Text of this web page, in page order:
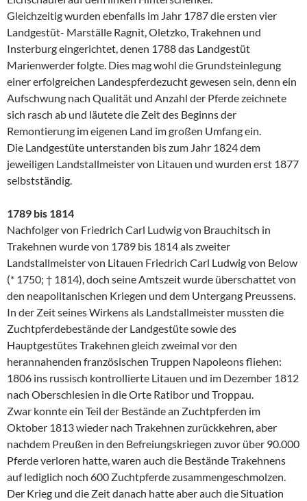
Gleichzeitig wurden ebenfalls im Jahr 1787 die ersten vier
Landgestüt- Marställe Ragnit, Oletzko, Trakehnen und
Insterburg eingerichtet, denen 1788 das Landgestüt
Marienwerder folgte. Dies mag wohl die Grundsteinlegung
einer erfolgreichen Landespferdezucht gewesen sein, denn ein
Aufschwung nach Qualität und Anzahl der Pferde zeichnete
sich rasch ab und läutete die Zeit des Beginns der
Remontierung im eigenen Land im großen Umfang ein.
Die Landgestüte unterstanden bis zum Jahr 1824 dem
jeweiligen Landstallmeister von Litauen und wurden erst 1877
selbstständig.
1789 bis 1814
Nachfolger von Friedrich Carl Ludwig von Brauchitsch in
Trakehnen wurde von 1789 bis 1814 als zweiter
Landstallmeister von Litauen Friedrich Carl Ludwig von Below
(* 1750; † 1814), doch seine Amtszeit wurde überschattet von
den neapolitanischen Kriegen und dem Untergang Preussens.
In der Zeit seines Wirkens als Landstallmeister mussten die
Zuchtpferdebestände der Landgestüte sowie des
Hauptgestütes Trakehnen gleich zweimal vor den
herannahenden französischen Truppen Napoleons fliehen:
1806 ins russisch kontrollierte Litauen und im Dezember 1812
nach Oberschlesien in die Orte Ratibor und Troppau.
Zwar konnte ein Teil der Bestände an Zuchtpferden im
Oktober 1813 wieder nach Trakehnen zurückkehren, aber
nachdem Preußen in den Befreiungskriegen zuvor über 90.000
Pferde verloren hatte, waren auch die Bestände Trakehnens
auf lediglich noch 600 Zuchtpferde zusammengeschmolzen.
Der Krieg und die Zeit danach hatte aber auch die Situation